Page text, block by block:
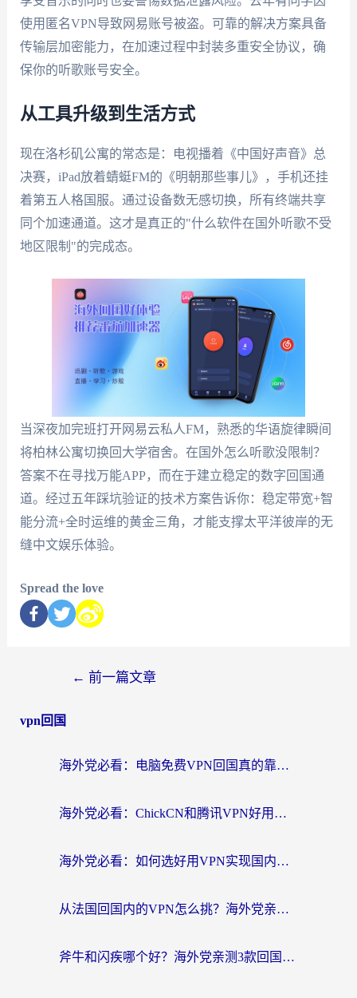
使用匿名VPN导致网易账号被盗。可靠的解决方案具备
传输层加密能力，在加速过程中封装多重安全协议，确
保你的听歌账号安全。
从工具升级到生活方式
现在洛杉矶公寓的常态是：电视播着《中国好声音》总
决赛，iPad放着蜻蜓FM的《明朝那些事儿》，手机还挂
着第五人格国服。通过设备数无感切换，所有终端共享
同个加速通道。这才是真正的"什么软件在国外听歌不受
地区限制"的完成态。
当深夜加完班打开网易云私人FM，熟悉的华语旋律瞬间
将柏林公寓切换回大学宿舍。在国外怎么听歌没限制？
答案不在寻找万能APP，而在于建立稳定的数字回国通
道。经过五年踩坑验证的技术方案告诉你：稳定带宽+智
能分流+全时运维的黄金三角，才能支撑太平洋彼岸的无
缝中文娱乐体验。
Spread the love
← 前一篇文章
vpn回国
海外党必看：电脑免费VPN回国真的靠谱吗？附实测对比与最优方案指南
海外党必看：ChickCN和腾讯VPN好用吗？3招选对回国加速器，告别地区限制
海外党必看：如何选好用VPN实现国内资源无缝访问？从越南到全球都适用
从法国回国内的VPN怎么挑？海外党亲测：稳定、多端、安全才是关键
斧牛和闪疾哪个好？海外党亲测3款回国加速器，教你选到不踩坑的那一款